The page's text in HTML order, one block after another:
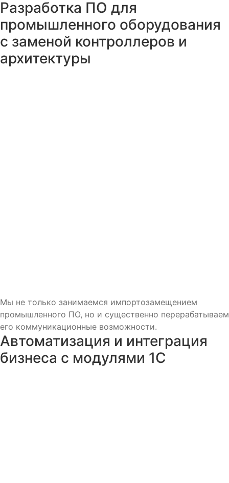
Разработка ПО для
промышленного оборудования
с заменой контроллеров и
архитектуры
Мы не только занимаемся импортозамещением
промышленного ПО, но и существенно перерабатываем
его коммуникационные возможности.
Автоматизация и интеграция
бизнеса с модулями 1С